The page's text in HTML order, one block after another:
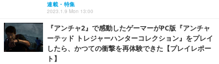
連載・特集
2023.1.9 Mon 13:00
『アンチャ2』で感動したゲーマーがPC版『アンチャ
ーテッド トレジャーハンターコレクション』をプレイ
したら、かつての衝撃を再体験できた【プレイレポー
ト】